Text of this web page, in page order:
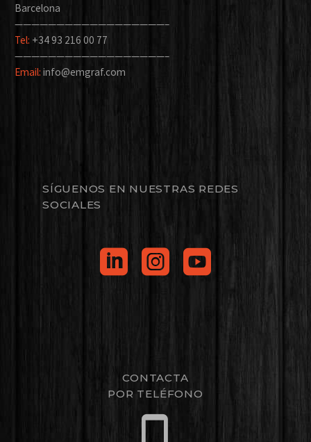
Barcelona
——————————————————–
Tel: +34 93 216 00 77
——————————————————–
Email: info@emgraf.com
SÍGUENOS EN NUESTRAS REDES
SOCIALES
CONTACTA
POR TELÉFONO